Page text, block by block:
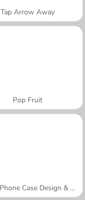
Tap Arrow Away
Pop Fruit
Mobile Phone Case Design & DIY